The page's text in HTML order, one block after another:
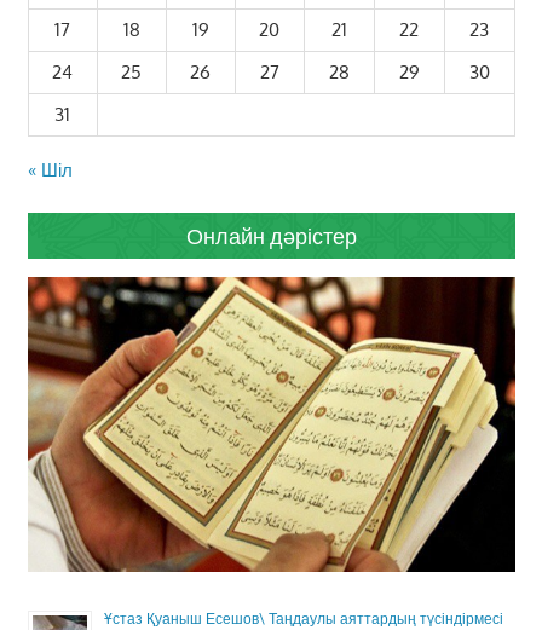
17
18 19 20 21 22
23
24
25 26 27 28 29
30
31
« Шіл
Онлайн дәрістер
Ұстаз Қуаныш Есешов\ Таңдаулы аяттардың түсіндірмесі